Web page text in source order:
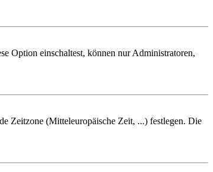
Option einschaltest, können nur Administratoren,
Zeitzone (Mitteleuropäische Zeit, ...) festlegen. Die